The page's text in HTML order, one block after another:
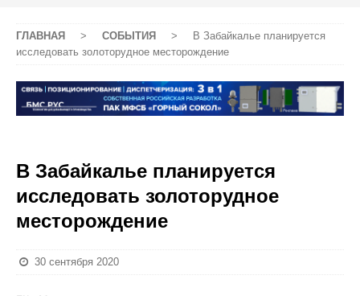
ГЛАВНАЯ > СОБЫТИЯ >
В Забайкалье планируется
исследовать золоторудное месторождение
В Забайкалье планируется
исследовать золоторудное
месторождение
30 сентября 2020